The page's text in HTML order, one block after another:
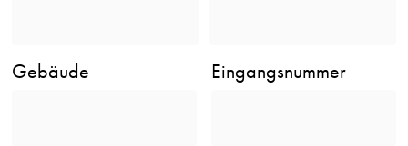
Gebäude Eingangsnummer